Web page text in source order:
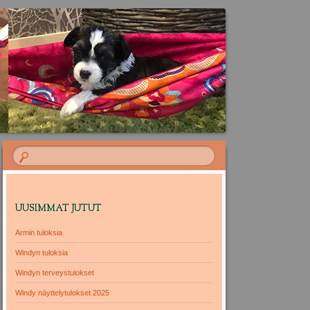
UUSIMMAT JUTUT
Armin tuloksia
Windyn tuloksia
Windyn terveystulokset
Windy näyttelytulokset 2025